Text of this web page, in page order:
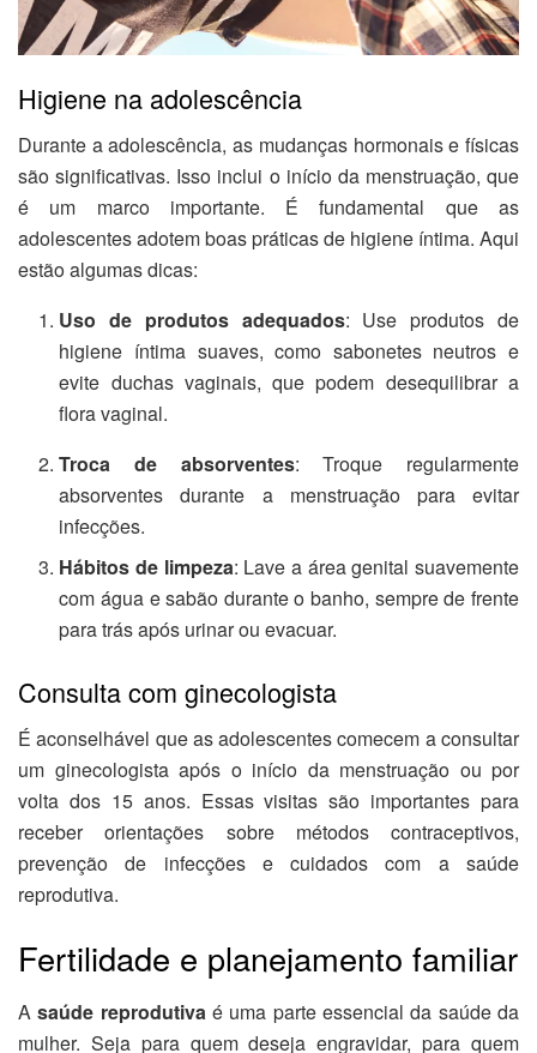
Higiene na adolescência
Durante a adolescência, as mudanças hormonais e físicas
são significativas. Isso inclui o início da menstruação, que
é um marco importante. É fundamental que as
adolescentes adotem boas práticas de higiene íntima. Aqui
estão algumas dicas:
Uso de produtos adequados: Use produtos de
higiene íntima suaves, como sabonetes neutros e
evite duchas vaginais, que podem desequilibrar a
flora vaginal.
Troca de absorventes: Troque regularmente
absorventes durante a menstruação para evitar
infecções.
Hábitos de limpeza: Lave a área genital suavemente
com água e sabão durante o banho, sempre de frente
para trás após urinar ou evacuar.
Consulta com ginecologista
É aconselhável que as adolescentes comecem a consultar
um ginecologista após o início da menstruação ou por
volta dos 15 anos. Essas visitas são importantes para
receber orientações sobre métodos contraceptivos,
prevenção de infecções e cuidados com a saúde
reprodutiva.
Fertilidade e planejamento familiar
Asaúde reprodutivaé uma parte essencial da saúde da
mulher. Seja para quem deseja engravidar, para quem